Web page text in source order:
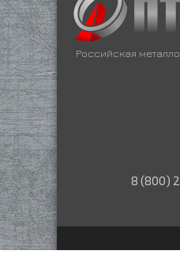
Российская
8 (800)